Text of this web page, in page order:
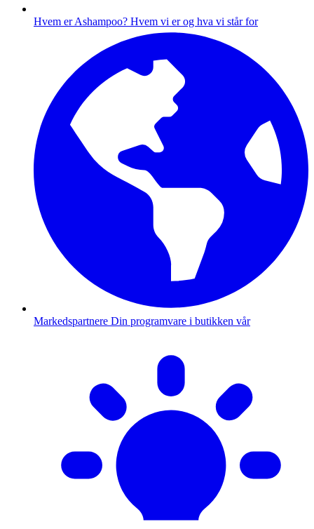
Hvem er Ashampoo? Hvem vi er og hva vi står for
Markedspartnere Din programvare i butikken vår